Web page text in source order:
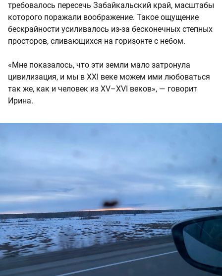
требовалось пересечь Забайкальский край, масштабы
которого поражали воображение. Такое ощущение
бескрайности усиливалось из-за бесконечных степных
просторов, сливающихся на горизонте с небом.
«Мне показалось, что эти земли мало затронула
цивилизация, и мы в XXI веке можем ими любоваться
так же, как и человек из XV–XVI веков», — говорит
Ирина.